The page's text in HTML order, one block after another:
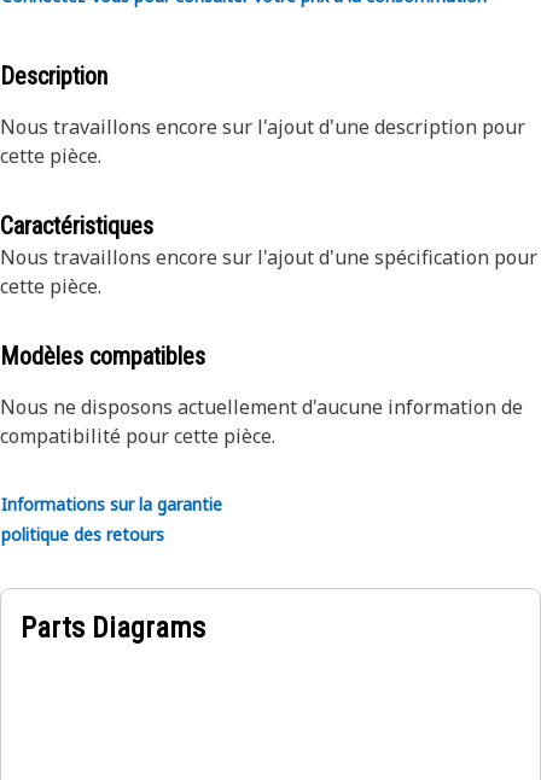
Description
Nous travaillons encore sur l'ajout d'une description pour
cette pièce.
Caractéristiques
Nous travaillons encore sur l'ajout d'une spécification pour
cette pièce.
Modèles compatibles
Nous ne disposons actuellement d'aucune information de
compatibilité pour cette pièce.
Informations sur la garantie
politique des retours
Parts Diagrams